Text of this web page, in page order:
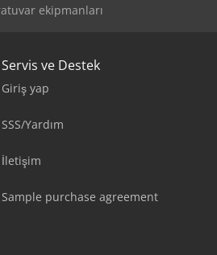
ekipmanları
Servis ve Destek
Giriş yap
SSS/Yardım
İletişim
Sample purchase agreement